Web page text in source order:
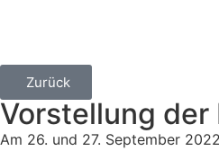
Zurück
Vorstellung
Am 26. und 27. September